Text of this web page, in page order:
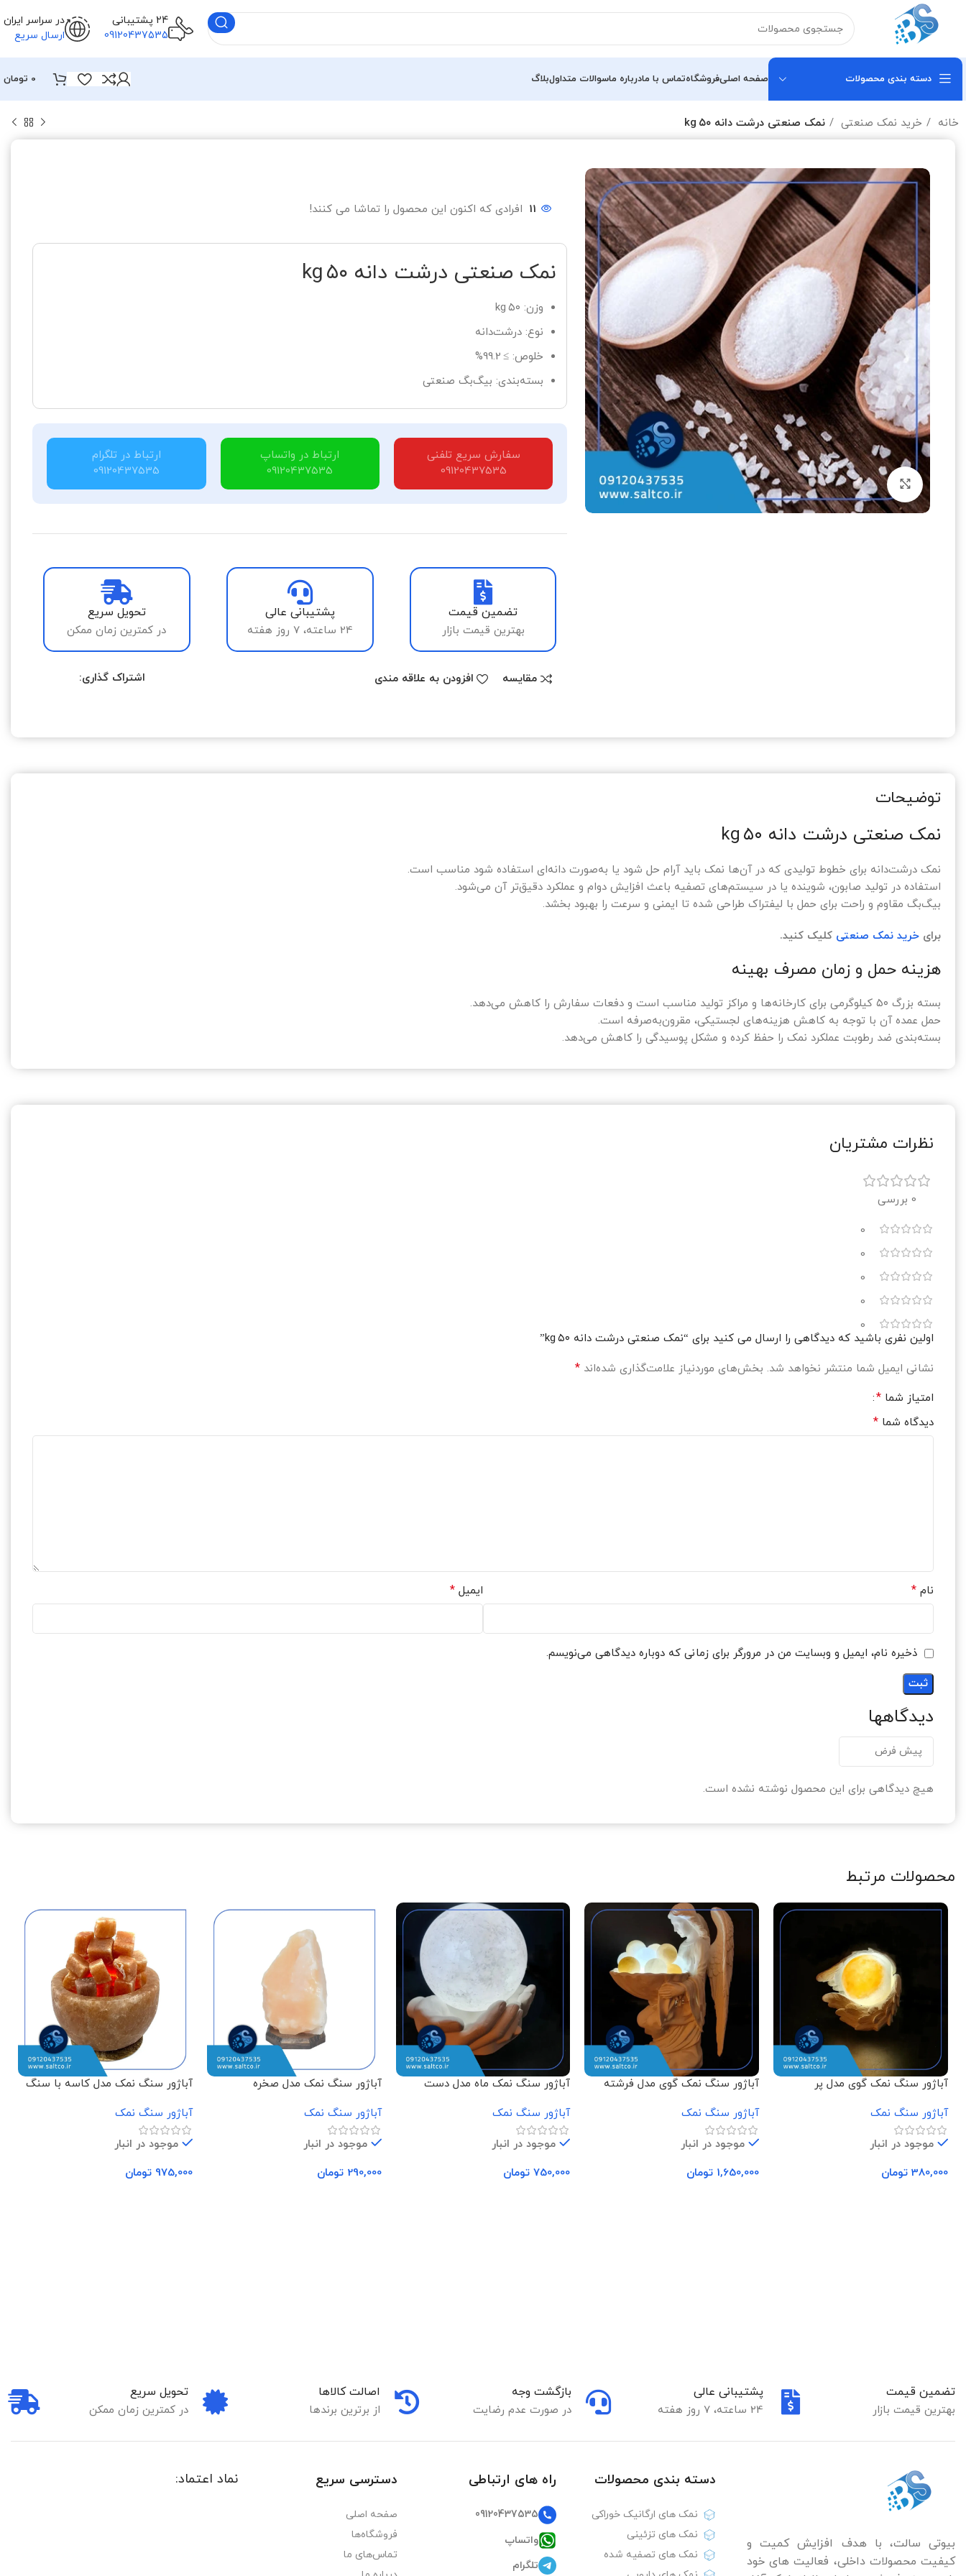
24 پشتیبانی
09120437535
در سراسر ایران
ارسال سریع
دسته بندی محصولات صفحه اصلیفروشگاهتماس با مادرباره ماسوالات متداولبلاگ 0 تومان
خانه خرید نمک صنعتی نمک صنعتی درشت دانه ۵۰ kg
بزرگنمایی تصویر
11 افرادی که اکنون این محصول را تماشا می کنند!
نمک صنعتی درشت دانه ۵۰ kg
وزن: ۵۰ kg
نوع: درشت‌دانه
خلوص: ≥ 99.2%
بسته‌بندی: بیگ‌بگ صنعتی
سفارش سریع تلفنی
09120437535
ارتباط در واتساپ
09120437535
ارتباط در تلگرام
09120437535
تضمین قیمت
بهترین قیمت بازار
پشتیبانی عالی
24 ساعته، 7 روز هفته
تحویل سریع
در کمترین زمان ممکن
مقایسه افزودن به علاقه مندی اشتراک گذاری:
توضیحات
نمک صنعتی درشت دانه ۵۰ kg
نمک درشت‌دانه برای خطوط تولیدی که در آن‌ها نمک باید آرام حل شود یا به‌صورت دانه‌ای استفاده شود مناسب است.
استفاده در تولید صابون، شوینده یا در سیستم‌های تصفیه باعث افزایش دوام و عملکرد دقیق‌تر آن می‌شود.
بیگ‌بگ مقاوم و راحت برای حمل با لیفتراک طراحی شده تا ایمنی و سرعت را بهبود بخشد.
برای خرید نمک صنعتی کلیک کنید.
هزینه حمل و زمان مصرف بهینه
بسته بزرگ ۵۰ کیلوگرمی برای کارخانه‌ها و مراکز تولید مناسب است و دفعات سفارش را کاهش می‌دهد.
حمل عمده آن با توجه به کاهش هزینه‌های لجستیکی، مقرون‌به‌صرفه است.
بسته‌بندی ضد رطوبت عملکرد نمک را حفظ کرده و مشکل پوسیدگی را کاهش می‌دهد.
نظرات مشتریان
0 بررسی
0
0
0
0
0
دیدگاهها
هیچ دیدگاهی برای این محصول نوشته نشده است.
اولین نفری باشید که دیدگاهی را ارسال می کنید برای “نمک صنعتی درشت دانه ۵۰ kg”
نشانی ایمیل شما منتشر نخواهد شد. بخش‌های موردنیاز علامت‌گذاری شده‌اند *
امتیاز شما *
دیدگاه شما *
نام * ایمیل *
ذخیره نام، ایمیل و وبسایت من در مرورگر برای زمانی که دوباره دیدگاهی می‌نویسم.
محصولات مرتبط
آباژور سنگ نمک گوی مدل پر
آباژور سنگ نمک
موجود در انبار
380,000 تومان
آباژور سنگ نمک گوی مدل فرشته
آباژور سنگ نمک
موجود در انبار
1,650,000 تومان
آباژور سنگ نمک ماه مدل دست
آباژور سنگ نمک
موجود در انبار
750,000 تومان
آباژور سنگ نمک مدل صخره
آباژور سنگ نمک
موجود در انبار
290,000 تومان
آباژور سنگ نمک مدل کاسه با سنگ
آباژور سنگ نمک
موجود در انبار
975,000 تومان
تضمین قیمت
بهترین قیمت بازار
پشتیبانی عالی
24 ساعته، 7 روز هفته
بازگشت وجه
در صورت عدم رضایت
اصالت کالاها
از برترین برندها
تحویل سریع
در کمترین زمان ممکن
بیوتی سالت، با هدف افزایش کمیت و
کیفیت محصولات داخلی، فعالیت های خود
دسته بندی‌ محصولات
نمک های ارگانیک خوراکی
نمک های تزئینی
نمک های تصفیه شده
راه های ارتباطی
09120437535
واتساپ
تلگرام
دسترسی سریع
صفحه اصلی
فروشگاه‌ها
تماس‌های ما
نماد اعتماد: